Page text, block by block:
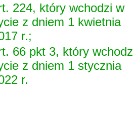
224, który wchodzi w
z dniem 1 kwietnia
r.;
66 pkt 3, który
z dniem 1 stycznia
r.